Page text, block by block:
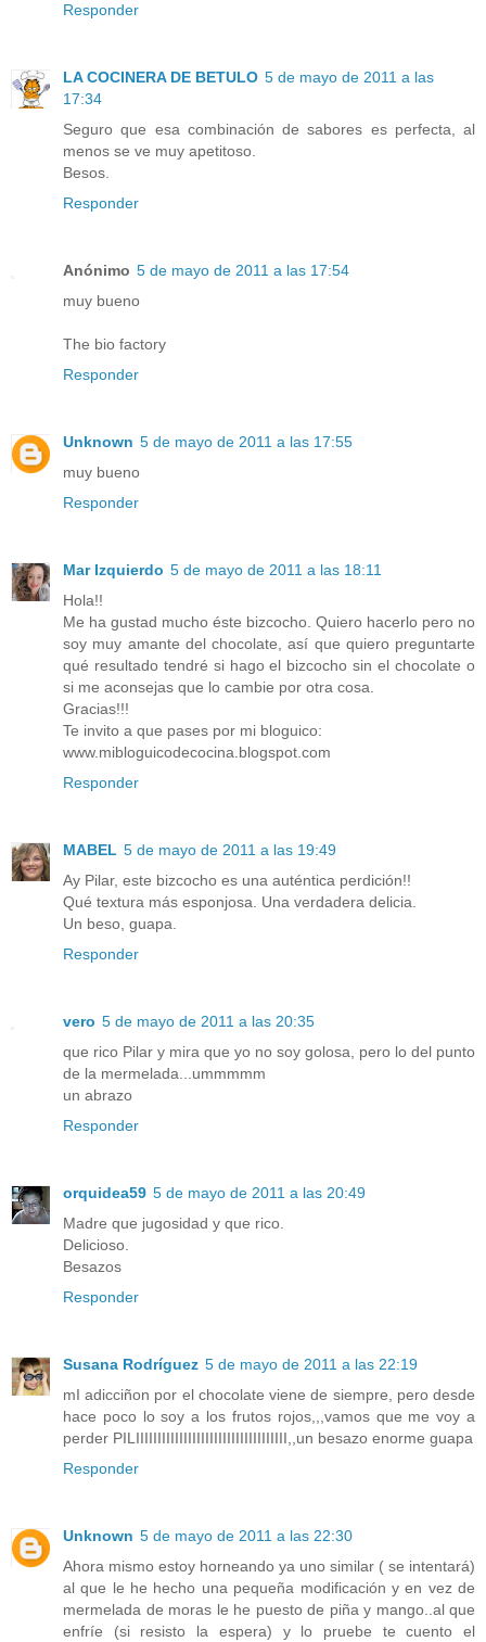
Responder
LA COCINERA DE BETULO 5 de mayo de 2011 a las
17:34
Seguro que esa combinación de sabores es perfecta, al
menos se ve muy apetitoso.
Besos.
Responder
Anónimo 5 de mayo de 2011 a las 17:54
muy bueno
The bio factory
Responder
Unknown 5 de mayo de 2011 a las 17:55
muy bueno
Responder
Mar Izquierdo 5 de mayo de 2011 a las 18:11
Hola!!
Me ha gustad mucho éste bizcocho. Quiero hacerlo pero no
soy muy amante del chocolate, así que quiero preguntarte
qué resultado tendré si hago el bizcocho sin el chocolate o
si me aconsejas que lo cambie por otra cosa.
Gracias!!!
Te invito a que pases por mi bloguico:
www.mibloguicodecocina.blogspot.com
Responder
MABEL 5 de mayo de 2011 a las 19:49
Ay Pilar, este bizcocho es una auténtica perdición!!
Qué textura más esponjosa. Una verdadera delicia.
Un beso, guapa.
Responder
vero 5 de mayo de 2011 a las 20:35
que rico Pilar y mira que yo no soy golosa, pero lo del punto
de la mermelada...ummmmm
un abrazo
Responder
orquidea59 5 de mayo de 2011 a las 20:49
Madre que jugosidad y que rico.
Delicioso.
Besazos
Responder
Susana Rodríguez 5 de mayo de 2011 a las 22:19
mI adicciñon por el chocolate viene de siempre, pero desde
hace poco lo soy a los frutos rojos,,,vamos que me voy a
perder PILIIIIIIIIIIIIIIIIIIIIIIIIIIIIIIIIIII,,un besazo enorme guapa
Responder
Unknown 5 de mayo de 2011 a las 22:30
Ahora mismo estoy horneando ya uno similar ( se intentará)
al que le he hecho una pequeña modificación y en vez de
mermelada de moras le he puesto de piña y mango..al que
enfríe (si resisto la espera) y lo pruebe te cuento el